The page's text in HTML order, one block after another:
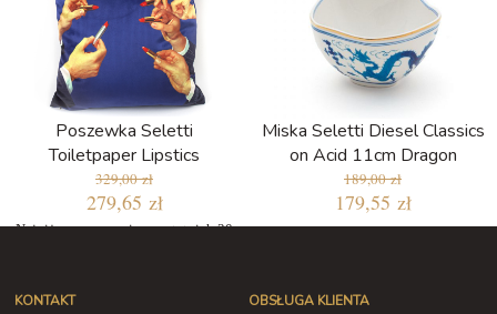
Poszewka Seletti
Toiletpaper Lipstics
329,00 zł
279,65 zł
Najniższa cena w ciągu ostatnich 30
Miska Seletti Diesel Classics
on Acid 11cm Dragon
189,00 zł
179,55 zł
KONTAKT
OBSŁUGA KLIENTA